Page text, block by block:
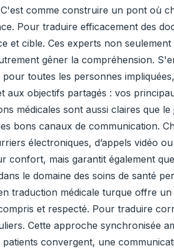
comme construire un pont où
Pour traduire efficacement des
et cible. Ces experts non
gêner la compréhension.
toutes les personnes
objectifs partagés : vos
médicales sont aussi claires que
bons canaux de communication.
électroniques, d’appels vidéo
confort, mais garantit également
le domaine des soins de santé
traduction médicale turque offre
et respecté. Pour traduire
Cette approche synchronisée
convergent, une